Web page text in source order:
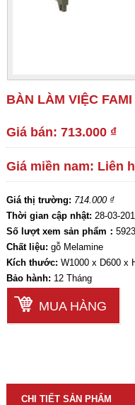
BÀN LÀM VIỆC
Giá bán: 713.000 ₫
Giá miền nam: Liên
Giá thị trường: 714.000 ₫
Thời gian cập nhật: 28-03-
Số lượt xem sản phẩm： 5923
Chất liệu: gỗ Melamine
Kích thước: W1000 x D600 x
Bảo hành: 12 Tháng
MUA HÀNG
CHI TIẾT SẢN PHẨM